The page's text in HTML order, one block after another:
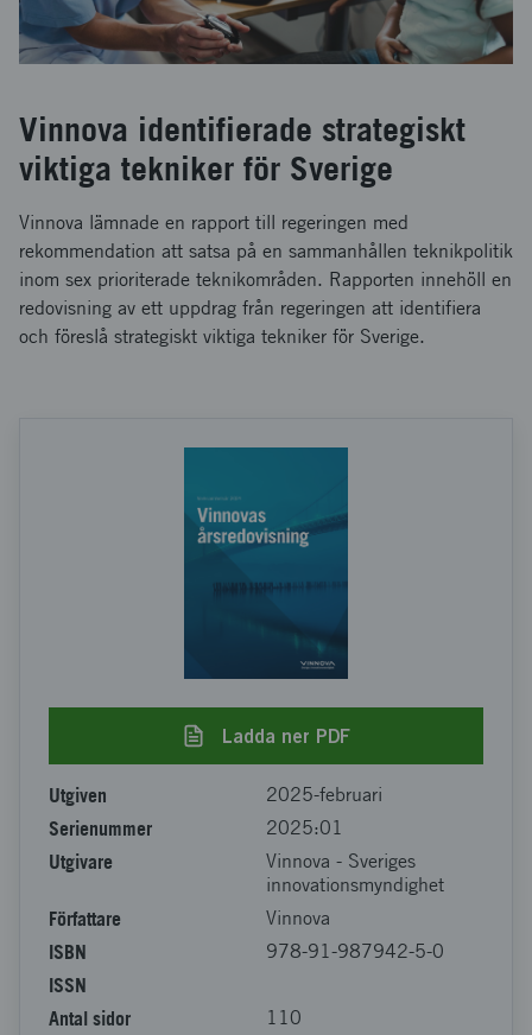
Vinnova identifierade strategiskt
viktiga tekniker för Sverige
Vinnova lämnade en rapport till regeringen med
rekommendation att satsa på en sammanhållen teknikpolitik
inom sex prioriterade teknikområden. Rapporten innehöll en
redovisning av ett uppdrag från regeringen att identifiera
och föreslå strategiskt viktiga tekniker för Sverige.
Ladda ner PDF
Utgiven 2025-februari
Serienummer 2025:01
Utgivare
Vinnova - Sveriges
innovationsmyndighet
Författare Vinnova
ISBN 978-91-987942-5-0
ISSN
Antal sidor
110